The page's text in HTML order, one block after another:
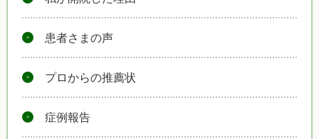
患者さまの声
プロからの推薦状
症例報告